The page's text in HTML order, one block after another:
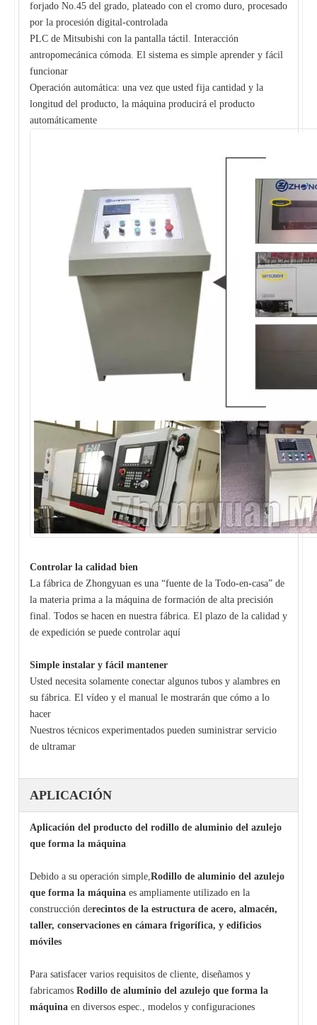
forjado No.45 del grado, plateado con el cromo duro, procesado
por la procesión digital-controlada
PLC de Mitsubishi con la pantalla táctil. Interacción
antropomecánica cómoda. El sistema es simple aprender y fácil
funcionar
Operación automática: una vez que usted fija cantidad y la
longitud del producto, la máquina producirá el producto
automáticamente
Controlar la calidad bien
La fábrica de Zhongyuan es una “fuente de la Todo-en-casa” de
la materia prima a la máquina de formación de alta precisión
final. Todos se hacen en nuestra fábrica. El plazo de la calidad y
de expedición se puede controlar aquí
Simple instalar y fácil mantener
Usted necesita solamente conectar algunos tubos y alambres en
su fábrica. El vídeo y el manual le mostrarán que cómo a lo
hacer
Nuestros técnicos experimentados pueden suministrar servicio
de ultramar
APLICACIÓN
Aplicación del producto del rodillo de aluminio del azulejo
que forma la máquina
Debido a su operación simple,Rodillo de aluminio del azulejo
que forma la máquina es ampliamente utilizado en la
construcción derecintos de la estructura de acero, almacén,
taller, conservaciones en cámara frigorífica, y edificios
móviles
Para satisfacer varios requisitos de cliente, diseñamos y
fabricamos Rodillo de aluminio del azulejo que forma la
máquina en diversos espec., modelos y configuraciones